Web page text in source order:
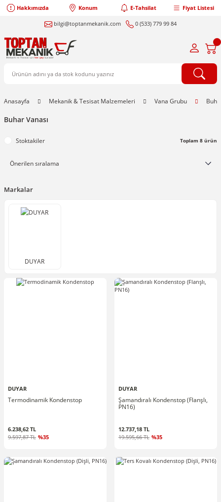
Hakkımızda Konum E-Tahsilat Fiyat Listesi
bilgi@toptanmekanik.com 0 (533) 779 99 84
Anasayfa Mekanik & Tesisat Malzemeleri Vana Grubu
Buhar Vanası
Stoktakiler Toplam 8 ürün
Markalar
DUYAR
DUYAR
Termodinamik Kondenstop
6.238,62 TL
9.597,87 TL %35
DUYAR
Şamandıralı Kondenstop (Flanşlı,
PN16)
12.737,18 TL
19.595,66 TL %35